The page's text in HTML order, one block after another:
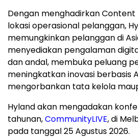
Dengan menghadirkan Content
lokasi operasional pelanggan,
memungkinkan pelanggan di
menyediakan pengalaman
dan andal, membuka peluang
meningkatkan inovasi berbasis
mengorbankan tata kelola
Hyland akan mengadakan
tahunan,CommunityLIVE, di
pada tanggal 25 Agustus 2026.